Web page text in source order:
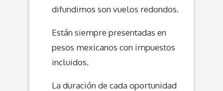
difundimos son vuelos redondos.
Están siempre presentadas en
pesos mexicanos con impuestos
incluidos.
La duración de cada oportunidad